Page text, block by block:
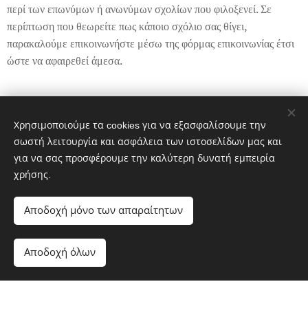
περί των επωνύμων ή ανωνύμων σχολίων που φιλοξενεί. Σε
περίπτωση που θεωρείτε πως κάποιο σχόλιο σας θίγει,
παρακαλούμε επικοινωνήστε μέσω της φόρμας επικοινωνίας έτσι
ώστε να αφαιρεθεί άμεσα.
© 2017 Mylibreria.gr Διατηρούνται όλα τα δικαιώματα.
Υλοποιήθηκε από τη
Δημιουργήστε δωρεάν ιστοσελίδα!
Χρησιμοποιούμε τα cookies για να εξασφαλίσουμε την
σωστή λειτουργία και ασφάλεια των ιστοσελίδων μας και
για να σας προσφέρουμε την καλύτερη δυνατή εμπειρία
χρήσης.
Αποδοχή μόνο των απαραίτητων
Αποδοχή όλων